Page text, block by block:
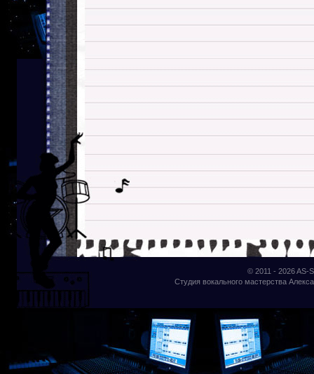
© 2011 - 2026AS-
Студия вокального мастерства